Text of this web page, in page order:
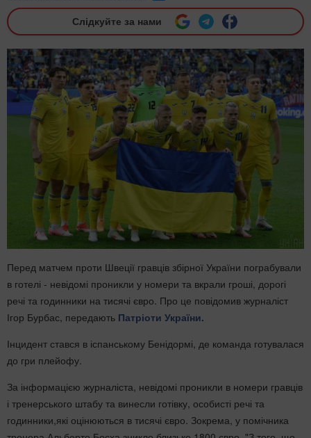
Слідкуйте за нами
Перед матчем проти Швеції гравців збірної України пограбували
в готелі - невідомі проникли у номери та вкрали гроші, дорогі
речі та годинники на тисячі євро. Про це повідомив журналіст
Ігор Бурбас, передають Патріоти України.
Інцидент стався в іспанському Бенідормі, де команда готувалася
до гри плейофу.
За інформацією журналіста, невідомі проникли в номери гравців
і тренерського штабу та винесли готівку, особисті речі та
годинники,які оцінюються в тисячі євро. Зокрема, у помічника